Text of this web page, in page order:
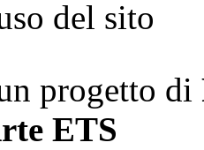
del sito
progetto di
ETS